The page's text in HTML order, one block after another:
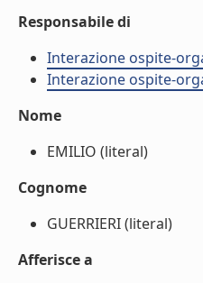
Responsabile di
Interazione ospite-
Interazione ospite-
Nome
EMILIO (literal)
Cognome
GUERRIERI (literal)
Afferisce a